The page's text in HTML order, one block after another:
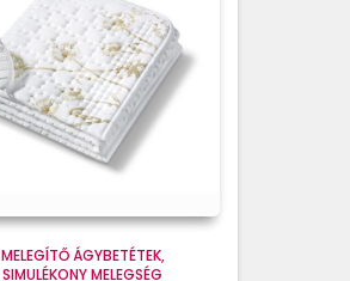
MELEGÍTŐ ÁGYBETÉTEK
SIMULÉKONY MELEGSÉG